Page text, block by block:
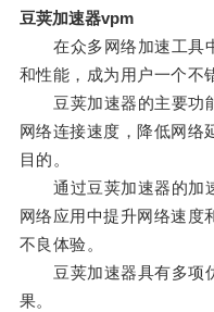
豆荚加速器vpm
在众多网络加速工具
和性能，成为用户一个不
豆荚加速器的主要功
网络连接速度，降低网络
目的。
通过豆荚加速器的加
网络应用中提升网络速度
不良体验。
豆荚加速器具有多项优
果。